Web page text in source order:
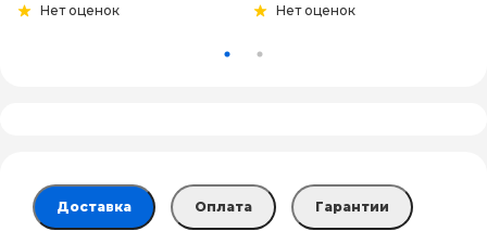
Нет оценок Нет оценок
Доставка Оплата Гарантии